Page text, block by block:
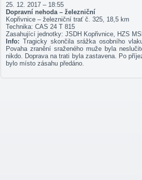
25. 12. 2017 – 18:55
Dopravní nehoda – železniční
Kopřivnice – železniční trať č. 325, 18,5 km
Technika: CAS 24 T 815
Zasahující jednotky: JSDH Kopřivnice, HZS
Info: Tragicky skončila srážka osobního
Povaha zranění sraženého muže byla
nikdo. Doprava na trati byla zastavena. Po
bylo místo zásahu předáno.